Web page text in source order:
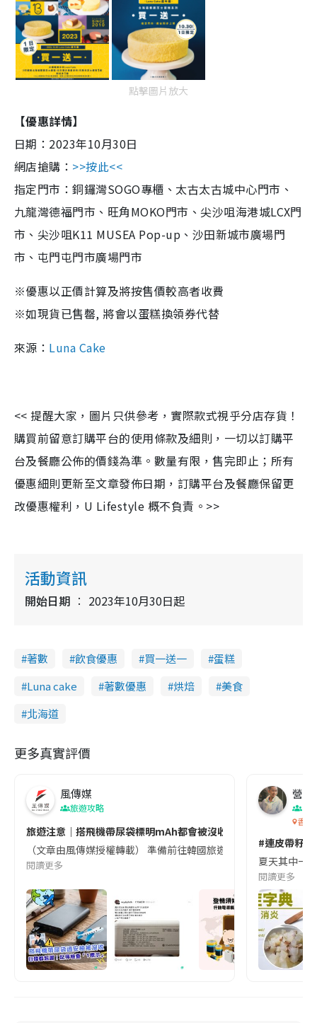
點擊圖片放大
【優惠詳情】
日期：2023年10月30日
網店搶購： >>按此<<
指定門市：銅鑼灣SOGO專櫃、太古太古城中心門市、
九龍灣德福門市、旺角MOKO門市、尖沙咀海港城LCX門
市、尖沙咀K11 MUSEA Pop-up、沙田新城市廣場門
市、屯門屯門市廣場門市
※優惠以正價計算及將按售價較高者收費
※如現貨已售罄, 將會以蛋糕換領券代替
來源： Luna Cake
<< 提醒大家，圖片只供參考，實際款式視乎分店存貨！
購買前留意訂購平台的使用條款及細則，一切以訂購平
台及餐廳公佈的價錢為準。數量有限，售完即止；所有
優惠細則更新至文章發佈日期，訂購平台及餐廳保留更
改優惠權利，U Lifestyle 概不負責。>>
活動資訊
開始日期 2023年10月30日起
著數 飲食優惠 買一送一
蛋糕
Luna cake
著數優惠 烘焙
美食
北海道
更多真實評價
風傳媒
旅遊攻略
旅遊注意｜搭飛機帶尿袋標明mAh都會被沒收😱出發前切記檢查
（文章由風傳媒授權轉載） 準備前往韓國旅遊的民眾，近期要
閱讀更多
營養
香港
#連皮帶籽
夏天其中一
閱讀更多